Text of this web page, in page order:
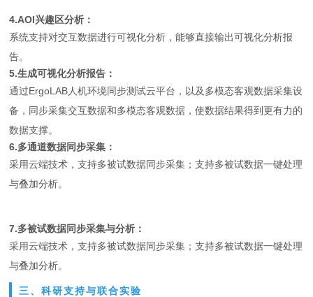
4.AOI兴趣区分析：
系统支持对交互数据进行可视化分析，能够直接输出可视化分析报
告。
5.生成可视化分析报告：
通过ErgoLAB人机环境同步测试云平台，以及多模态客观数据采集设
备，同步采集交互数据和多模态客观数据，使数据结果得到更有力的
数据支撑。
6.多通道数据同步采集：
采用云端技术，支持多被试数据同步采集；支持多被试数据一键处理
与叠加分析。
7.多被试数据同步采集与分析：
采用云端技术，支持多被试数据同步采集；支持多被试数据一键处理
与叠加分析。
三、科研支持与联合实验